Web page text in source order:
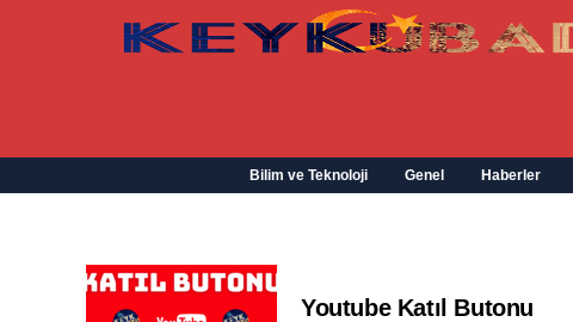
Bilim ve Teknoloji Genel Haberler
Youtube Katıl Butonu